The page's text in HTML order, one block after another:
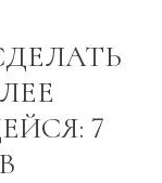
7